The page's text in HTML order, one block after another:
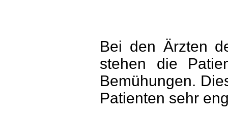
Bei den Ärzten
stehen die
Bemühungen.
Patienten sehr